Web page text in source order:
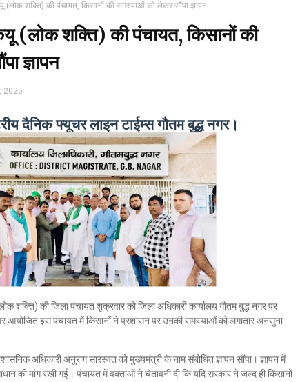
(लोक शक्ति) की पंचायत, किसानों की समस्याओं को लेकर सौंपा ज्ञापन
(लोक शक्ति) की पंचायत, किसानों की
ज्ञापन
2025
दैनिक फ्यूचर लाइन टाईम्स गौतम बुद्ध नगर।
शक्ति) की जिला पंचायत शुक्रवार को जिला अधिकारी कार्यालय गौतम बुद्ध नगर पर
आयोजित इस पंचायत में किसानों ने प्रशासन पर उनकी समस्याओं को लगातार अनसुना
अधिकारी अनुराग सारस्वत को मुख्यमंत्री के नाम संबोधित ज्ञापन सौंपा। ज्ञापन में
की मांग रखी गई। पंचायत में वक्ताओं ने चेतावनी दी कि यदि सरकार ने जल्द ही किसानों